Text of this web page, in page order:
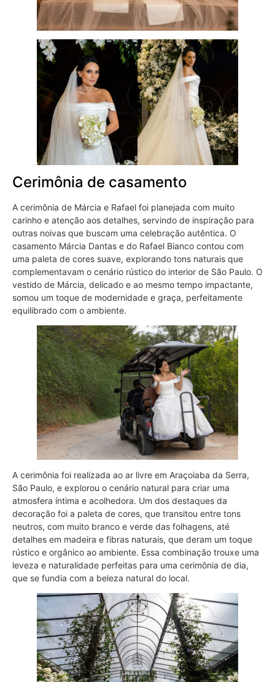
Cerimônia de casamento
A cerimônia de Márcia e Rafael foi planejada com muito
carinho e atenção aos detalhes, servindo de inspiração para
outras noivas que buscam uma celebração autêntica. O
casamento Márcia Dantas e do Rafael Bianco contou com
uma paleta de cores suave, explorando tons naturais que
complementavam o cenário rústico do interior de São Paulo. O
vestido de Márcia, delicado e ao mesmo tempo impactante,
somou um toque de modernidade e graça, perfeitamente
equilibrado com o ambiente.
A cerimônia foi realizada ao ar livre em Araçoiaba da Serra,
São Paulo, e explorou o cenário natural para criar uma
atmosfera íntima e acolhedora. Um dos destaques da
decoração foi a paleta de cores, que transitou entre tons
neutros, com muito branco e verde das folhagens, até
detalhes em madeira e fibras naturais, que deram um toque
rústico e orgânico ao ambiente. Essa combinação trouxe uma
leveza e naturalidade perfeitas para uma cerimônia de dia,
que se fundia com a beleza natural do local.